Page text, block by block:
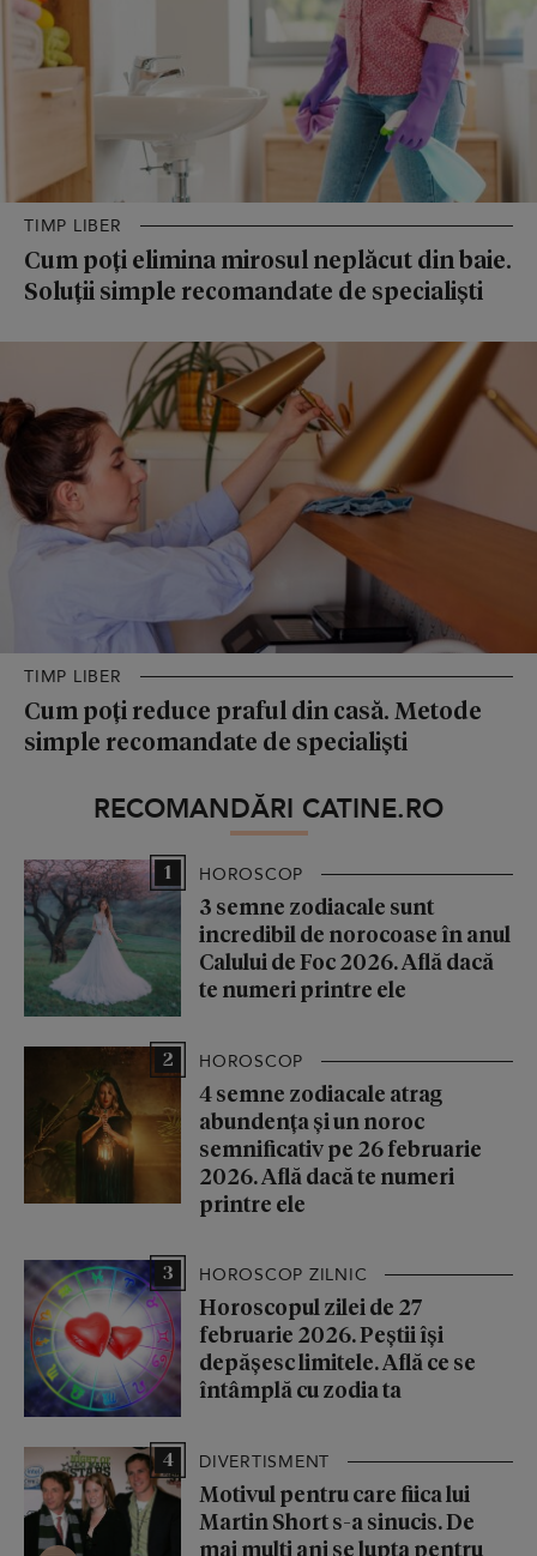
TIMP LIBER
Cum poți elimina mirosul neplăcut din baie.
Soluții simple recomandate de specialiști
TIMP LIBER
Cum poți reduce praful din casă. Metode
simple recomandate de specialiști
RECOMANDĂRI CATINE.RO
1 HOROSCOP
3 semne zodiacale sunt
incredibil de norocoase în anul
Calului de Foc 2026. Află dacă
te numeri printre ele
2 HOROSCOP
4 semne zodiacale atrag
abundența și un noroc
semnificativ pe 26 februarie
2026. Află dacă te numeri
printre ele
3 HOROSCOP ZILNIC
Horoscopul zilei de 27
februarie 2026. Peștii își
depășesc limitele. Află ce se
întâmplă cu zodia ta
4 DIVERTISMENT
Motivul pentru care fiica lui
Martin Short s-a sinucis. De
mai mulți ani se lupta pentru